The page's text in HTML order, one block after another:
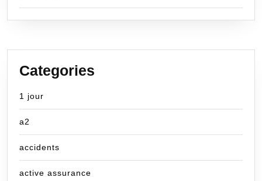
Categories
1 jour
a2
accidents
active assurance